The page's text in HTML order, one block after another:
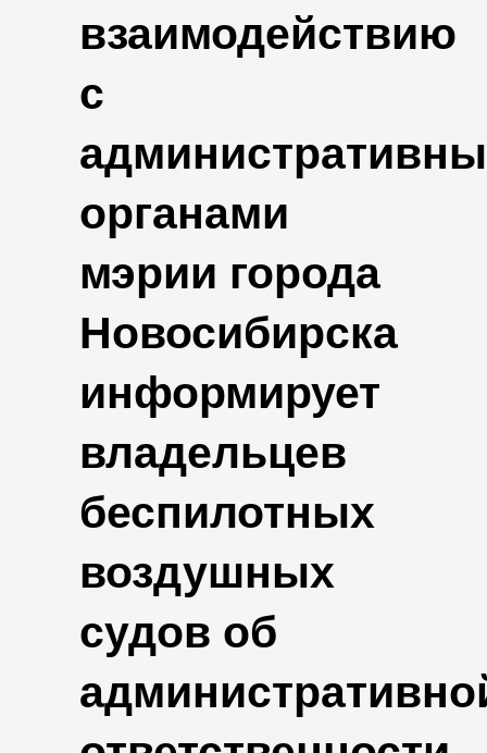
взаимодействию
с
органами
мэрии города
Новосибирска
информирует
владельцев
беспилотных
воздушных
судов об